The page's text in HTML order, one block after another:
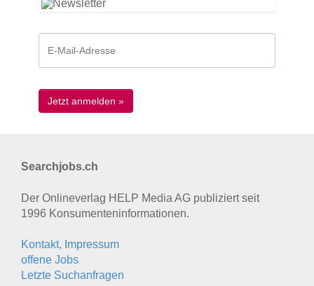
Searchjobs.ch
Der Onlineverlag HELP Media AG publiziert seit
1996 Konsumenten­informationen.
Kontakt, Impressum
offene Jobs
Letzte Suchanfragen